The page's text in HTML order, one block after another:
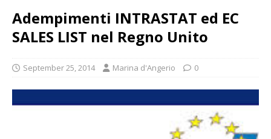
Adempimenti INTRASTAT ed EC
SALES LIST nel Regno Unito
September 25, 2014 Marina d'Angerio 0